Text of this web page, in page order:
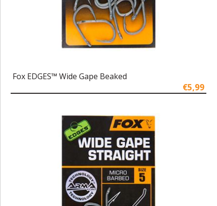
Fox EDGES™ Wide Gape Beaked
€5,99